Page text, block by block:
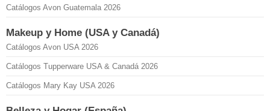
Catálogos Avon Guatemala 2026
Makeup y Home (USA y Canadá)
Catálogos Avon USA 2026
Catálogos Tupperware USA & Canadá 2026
Catálogos Mary Kay USA 2026